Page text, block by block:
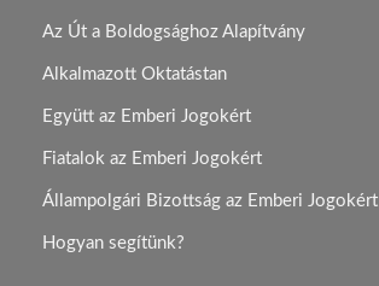
Az Út a Boldogsághoz Alapítvány
Alkalmazott Oktatástan
Együtt az Emberi Jogokért
Fiatalok az Emberi Jogokért
Állampolgári Bizottság az Emberi Jogokért
Hogyan segítünk?